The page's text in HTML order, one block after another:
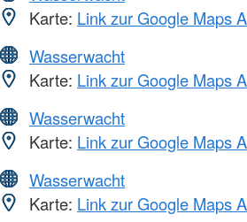
Karte: Link zur Google Maps
Wasserwacht
Karte: Link zur Google Maps
Wasserwacht
Karte: Link zur Google Maps
Wasserwacht
Karte: Link zur Google Maps